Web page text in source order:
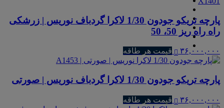
پارچه تریکو جودون 1/30 لاکرا گردباف نوریس | زرشکی
راه راه ریز 50، 50
۳۶,۰۰۰,۰۰۰ قیمت هر طاقه
پارچه تریکو جودون 1/30 لاکرا گردباف نوریس | صورتی
۳۶,۰۰۰,۰۰۰ قیمت هر طاقه